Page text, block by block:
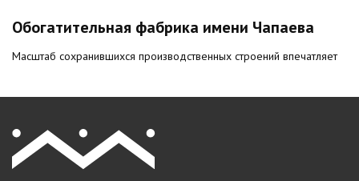
Обогатительная фабрика имени Чапаева
Масштаб сохранившихся производственных строений впечатляет